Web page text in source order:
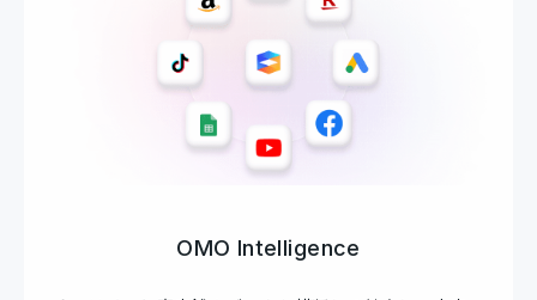
OMO Intelligence